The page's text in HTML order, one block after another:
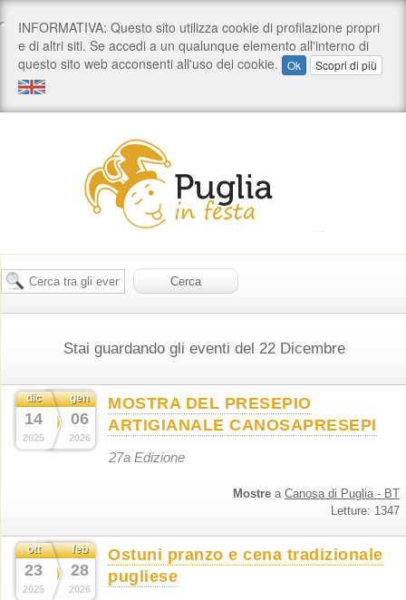
Stai guardando gli eventi del 22 Dicembre
dic
14
2025
gen
06
2026
MOSTRA DEL PRESEPIO
ARTIGIANALE CANOSAPRESEPI
27a Edizione
Mostre a Canosa di Puglia - BT
Letture: 1347
ott
23
2025
feb
28
2026
Ostuni pranzo e cena tradizionale
pugliese